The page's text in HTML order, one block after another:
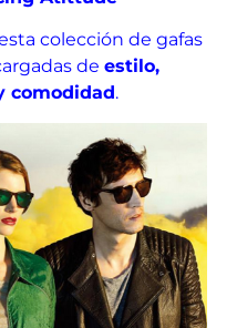
colección de gafas
de estilo,
comodidad.